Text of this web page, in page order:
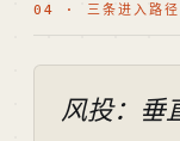
04 · 三条进入路径
风投：垂